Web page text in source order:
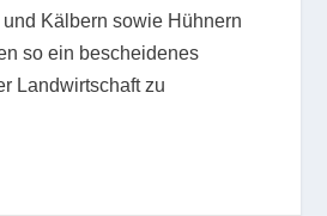
Kälbern sowie Hühnern
so ein bescheidenes
Landwirtschaft zu